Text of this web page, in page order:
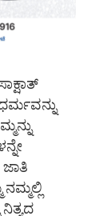
ಜಾತಿ